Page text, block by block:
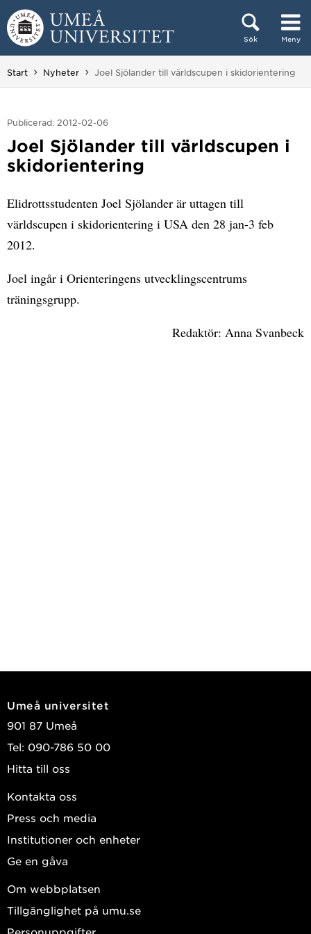
Hoppa direkt till innehållet
Sök Meny
Huvudmenyn dold.
Start Nyheter Du är här:
Joel Sjölander till världscupen i skidorientering
Publicerad: 2012-02-06
Joel Sjölander till världscupen i
skidorientering
Elidrottsstudenten Joel Sjölander är uttagen till
världscupen i skidorientering i USA den 28 jan-3 feb
2012.
Joel ingår i Orienteringens utvecklingscentrums
träningsgrupp.
Redaktör: Anna Svanbeck
Umeå universitet
901 87 Umeå
Tel: 090-786 50 00
Hitta till oss
Kontakta oss
Press och media
Institutioner och enheter
Ge en gåva
Om webbplatsen
Tillgänglighet på umu.se